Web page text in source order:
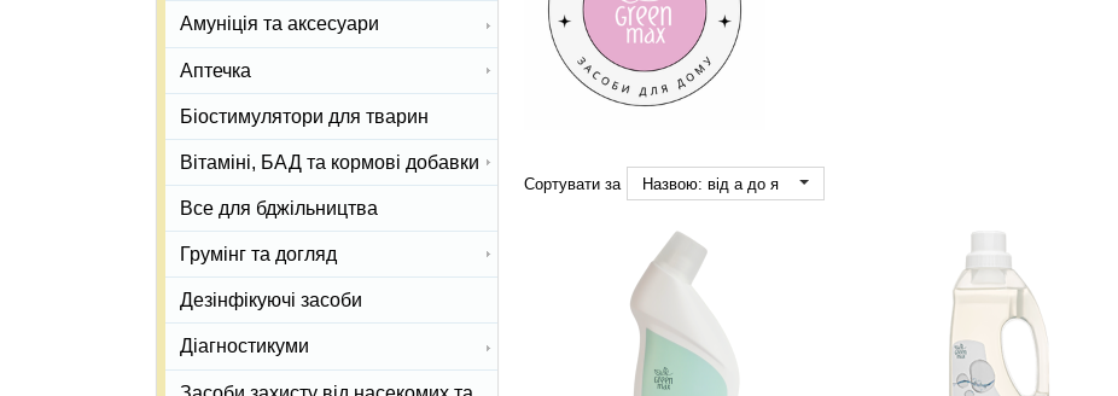
Сортувати за Назвою: від а до я
Амуніція та аксесуари
Аптечка
Біостимулятори для тварин
Вітаміні, БАД та кормові добавки
Все для бджільництва
Грумінг та догляд
Дезінфікуючі засоби
Діагностикуми